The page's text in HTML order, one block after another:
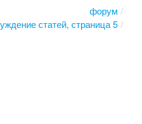
форум
статей, страница 5